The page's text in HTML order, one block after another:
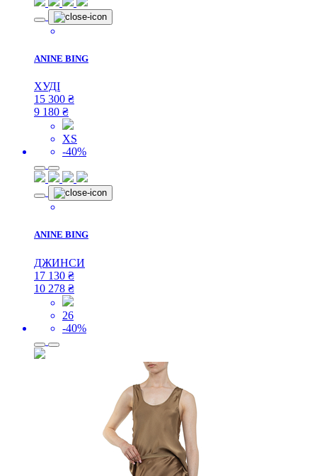
ANINE BING
ХУДІ
15 300 ₴
9 180 ₴
XS
-40%
ANINE BING
ДЖИНСИ
17 130 ₴
10 278 ₴
26
-40%